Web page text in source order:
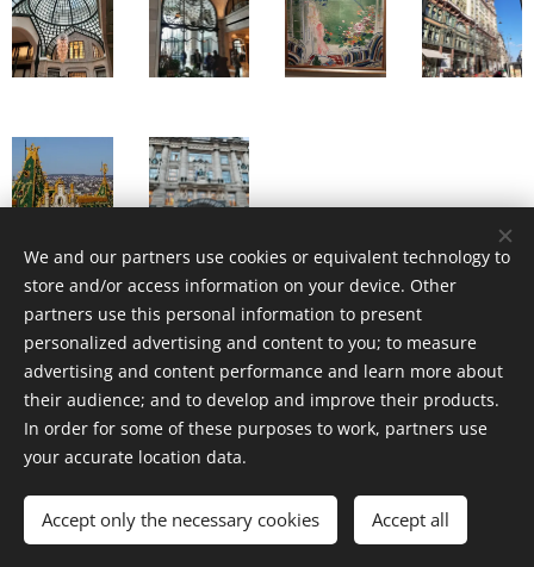
Share
https://www.guidefrancais-hu.com/noel-a-budapest/
We and our partners use cookies or equivalent technology to
store and/or access information on your device. Other
partners use this personal information to present
personalized advertising and content to you; to measure
advertising and content performance and learn more about
their audience; and to develop and improve their products.
In order for some of these purposes to work, partners use
your accurate location data.
Accept only the necessary cookies Accept all